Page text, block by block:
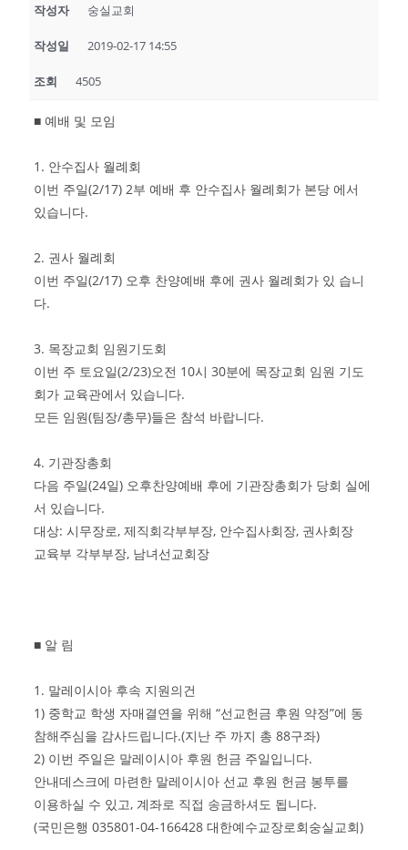
작성자 숭실교회
작성일 2019-02-17 14:55
조회 4505
■ 예배 및 모임
1. 안수집사 월례회
이번 주일(2/17) 2부 예배 후 안수집사 월례회가 본당 에서
있습니다.
2. 권사 월례회
이번 주일(2/17) 오후 찬양예배 후에 권사 월례회가 있 습니
다.
3. 목장교회 임원기도회
이번 주 토요일(2/23)오전 10시 30분에 목장교회 임원 기도
회가 교육관에서 있습니다.
모든 임원(팀장/총무)들은 참석 바랍니다.
4. 기관장총회
다음 주일(24일) 오후찬양예배 후에 기관장총회가 당회 실에
서 있습니다.
대상: 시무장로, 제직회각부부장, 안수집사회장, 권사회장
교육부 각부부장, 남녀선교회장
■ 알 림
1. 말레이시아 후속 지원의건
1) 중학교 학생 자매결연을 위해 “선교헌금 후원 약정”에 동
참해주심을 감사드립니다.(지난 주 까지 총 88구좌)
2) 이번 주일은 말레이시아 후원 헌금 주일입니다.
안내데스크에 마련한 말레이시아 선교 후원 헌금 봉투를
이용하실 수 있고, 계좌로 직접 송금하셔도 됩니다.
(국민은행 035801-04-166428 대한예수교장로회숭실교회)